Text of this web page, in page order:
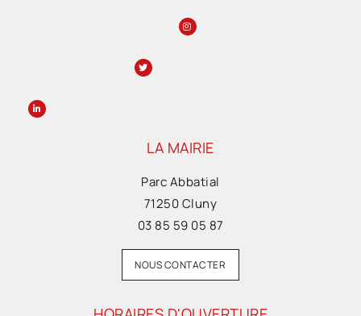
LA MAIRIE
Parc Abbatial
71250 Cluny
03 85 59 05 87
NOUS CONTACTER